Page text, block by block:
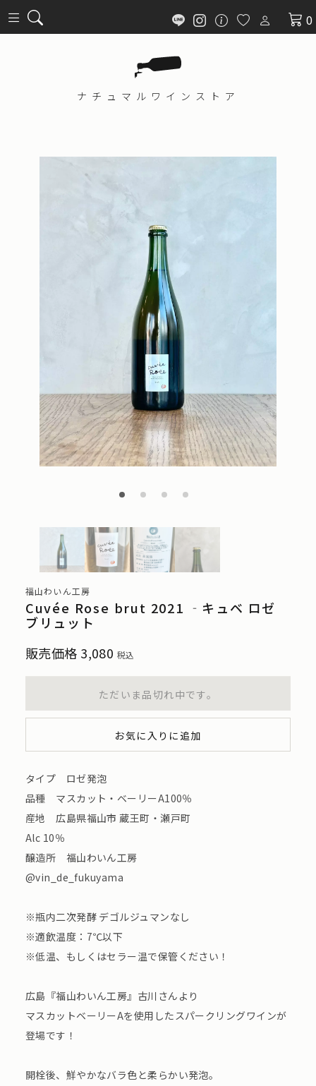
0
ナチュマル ワインストア
福山わいん工房
Cuvée Rose brut 2021 ‐キュベ ロゼ
ブリュット
販売価格 3,080 税込
ただいま品切れ中です。
お気に入りに追加
タイプ ロゼ発泡
品種 マスカット・ベーリーA100％
産地 広島県福山市 蔵王町・瀬戸町
Alc 10％
醸造所 福山わいん工房
@vin_de_fukuyama
※瓶内二次発酵 デゴルジュマンなし
※適飲温度：7℃以下
※低温、もしくはセラー温で保管ください！
広島『福山わいん工房』古川さんより
マスカットベーリーAを使用したスパークリングワインが
登場です！
開栓後、鮮やかなバラ色と柔らかい発泡。